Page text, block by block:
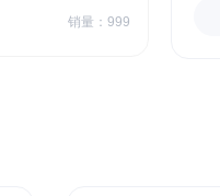
销量：999